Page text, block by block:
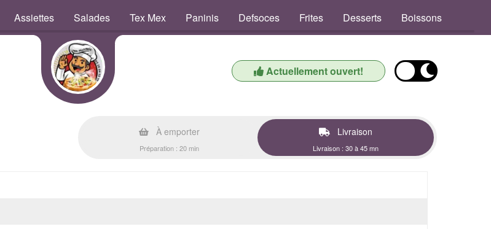
Assiettes Salades Tex Mex Paninis Defsoces Frites Desserts Boissons
Actuellement ouvert!
À emporter
Préparation : 20 min
Livraison
Livraison : 30 à 45 mn